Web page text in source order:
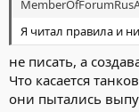
Я читал правила и
не писать, а
Что касается
они пытались